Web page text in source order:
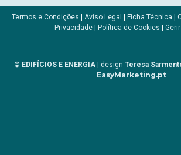
Termos e Condições Aviso Legal Ficha Técnica
Privacidade| Política de Cookies
© EDIFÍCIOS E ENERGIA | design Teresa
EasyMarketing.pt